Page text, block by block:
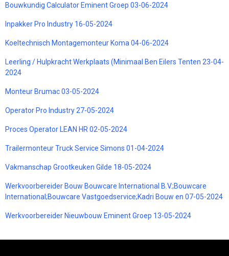
Bouwkundig Calculator Eminent Groep 03-06-2024
Inpakker Pro Industry 16-05-2024
Koeltechnisch Montagemonteur Koma 04-06-2024
Leerling / Hulpkracht Werkplaats (Minimaal Ben Eilers Tenten 23-04-
2024
Monteur Brumac 03-05-2024
Operator Pro Industry 27-05-2024
Proces Operator LEAN HR 02-05-2024
Trailermonteur Truck Service Simons 01-04-2024
Vakmanschap Grootkeuken Gilde 18-05-2024
Werkvoorbereider Bouw Bouwcare International B.V.;Bouwcare
International;Bouwcare Vastgoedservice;Kadri Bouw en 07-05-2024
Werkvoorbereider Nieuwbouw Eminent Groep 13-05-2024